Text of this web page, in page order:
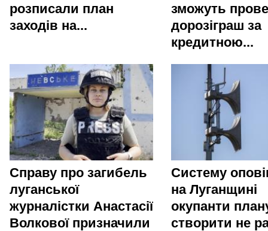
розписали план
заходів на...
зможуть
дорозіграш за
кредитною...
Справу про загибель
луганської
журналістки Анастасії
Волкової призначили
Систему
на Луганщині
окупанти
створити не